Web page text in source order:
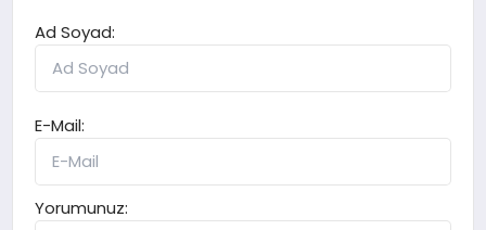
Ad Soyad:
E-Mail:
Yorumunuz: